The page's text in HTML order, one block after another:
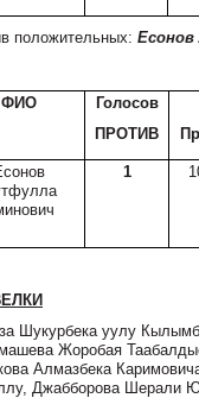
положительных:
ФИО
Голосов
ПРОТИВ
1
Шукурбека уулу
Жоробая
Алмазбека
Джабборова Шерали